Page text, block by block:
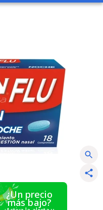
¿Un precio
más bajo?